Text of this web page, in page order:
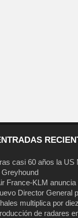
casi 60 años la
Greyhound
France-KLM
Director General
multiplica por
de radares